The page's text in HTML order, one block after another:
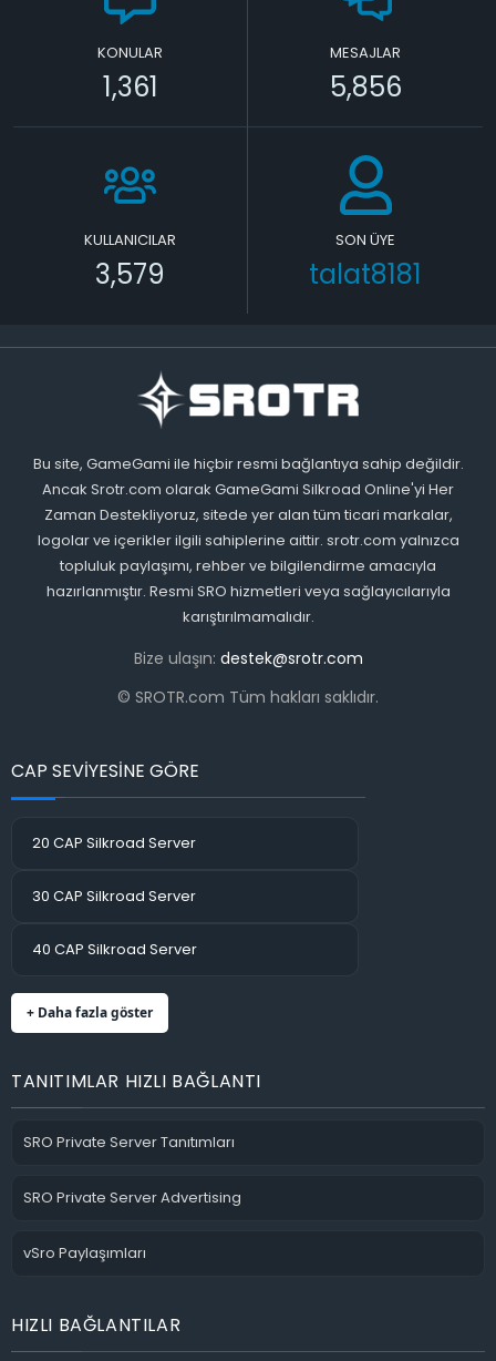
KONULAR
1,361
MESAJLAR
5,856
KULLANICILAR
3,579
SON ÜYE
talat8181
Bu site, GameGami ile hiçbir resmi bağlantıya sahip değildir.
Ancak Srotr.com olarak GameGami Silkroad Online'yi Her
Zaman Destekliyoruz, sitede yer alan tüm ticari markalar,
logolar ve içerikler ilgili sahiplerine aittir. srotr.com yalnızca
topluluk paylaşımı, rehber ve bilgilendirme amacıyla
hazırlanmıştır. Resmi SRO hizmetleri veya sağlayıcılarıyla
karıştırılmamalıdır.
Bize ulaşın: destek@srotr.com
© SROTR.com Tüm hakları saklıdır.
CAP SEVİYESİNE GÖRE
20 CAP Silkroad Server
30 CAP Silkroad Server
40 CAP Silkroad Server
+ Daha fazla göster
TANITIMLAR HIZLI BAĞLANTI
SRO Private Server Tanıtımları
SRO Private Server Advertising
vSro Paylaşımları
HIZLI BAĞLANTILAR